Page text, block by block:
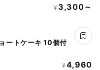
外はふんわり、中は
生日ケーキ アニバ
わひん純生いちご
¥ 3,300～
ートケーキ 10個付
¥ 4,960